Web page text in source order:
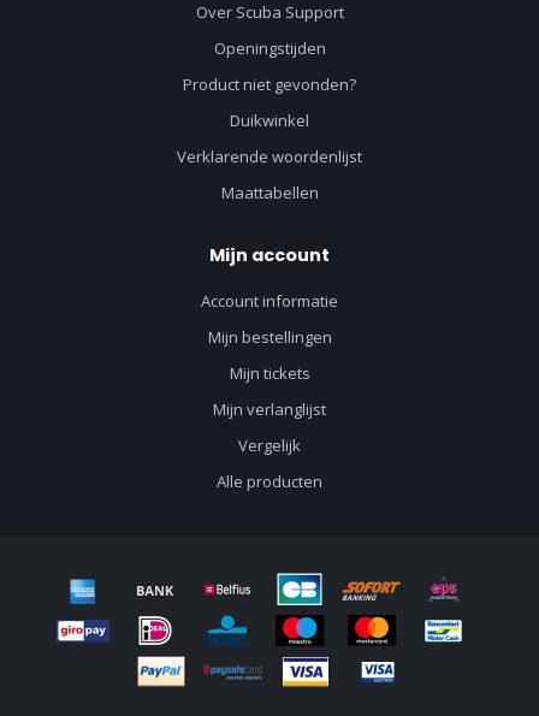
Over Scuba Support
Openingstijden
Product niet gevonden?
Duikwinkel
Verklarende woordenlijst
Maattabellen
Mijn account
Account informatie
Mijn bestellingen
Mijn tickets
Mijn verlanglijst
Vergelijk
Alle producten